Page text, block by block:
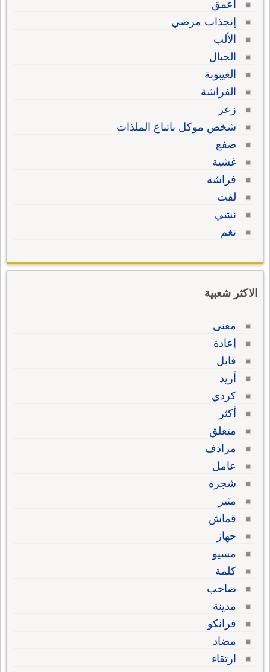
أعمق
إنجذاب مرضي
الألب
الجبال
الغيبوبة
الفراشة
زعر
شخص موكل باتباع الملذات
صفع
غشية
فراشة
لفت
نشي
نغم
الاكثر شعبية
معنى
إعادة
قابل
أريد
كردي
أكثر
متعلق
مرادف
عامل
شجرة
مثير
قماش
جهاز
مسيو
كلمة
صاحب
مدينة
فرانكو
مضاد
ارتقاء